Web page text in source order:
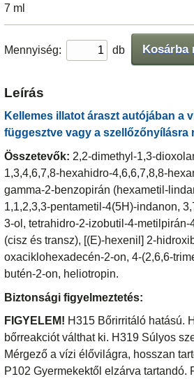
7 ml
Mennyiség: db Kosárba
Leírás
Kellemes illatot áraszt autójában a
függesztve vagy a szellőzőnyílásra
Összetevők: 2,2-dimethyl-1,3-
1,3,4,6,7,8-hexahidro-4,6,6,7,8,8-
gamma-2-benzopirán (hexametil-
1,1,2,3,3-pentametil-4(5H)-indanon,
3-ol, tetrahidro-2-izobutil-4-
(cisz és transz), [(E)-hexenil] 2-
oxaciklohexadecén-2-on, 4-(2,6,6-
butén-2-on, heliotropin.
Biztonsági figyelmeztetés:
FIGYELEM! H315 Bőrirritáló hatású.
bőrreakciót válthat ki. H319 Súlyos
Mérgező a vízi élővilágra, hosszan
P102 Gyermekektől elzárva tartandó.